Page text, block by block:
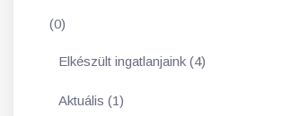
(0)
Elkészült ingatlanjaink (4)
Aktuális (1)